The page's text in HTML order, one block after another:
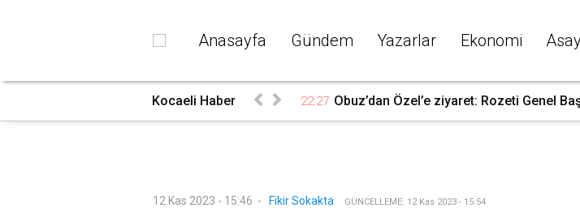
Anasayfa Gündem Yazarlar Ekonomi
Kocaeli Haber 22:27 Obuz’dan Özel’e ziyaret: Rozeti Genel
12 Kas 2023 - 15:46 - Fikir Sokakta GÜNCELLEME: 12 Kas 2023 - 15:54